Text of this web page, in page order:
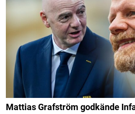
Mattias Grafström godkände